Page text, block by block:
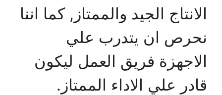
الانتاج الجيد والممتاز, كما اننا
نحرص ان يتدرب علي
الاجهزة فريق العمل ليكون
قادر علي الاداء الممتاز.